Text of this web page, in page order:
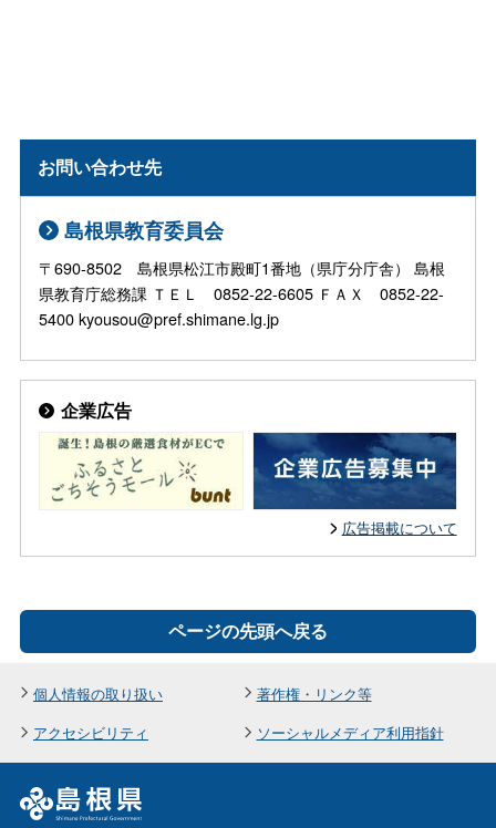
お問い合わせ先
島根県教育委員会
〒690-8502 島根県松江市殿町1番地（県庁分庁舎） 島根
県教育庁総務課 ＴＥＬ 0852-22-6605 ＦＡＸ 0852-22-
5400 kyousou@pref.shimane.lg.jp
企業広告
広告掲載について
ページの先頭へ戻る
個人情報の取り扱い
著作権・リンク等
アクセシビリティ
ソーシャルメディア利用指針